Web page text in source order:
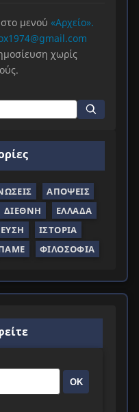
μενού «Αρχείο».
χωρίς
ΑΠΌΨΕΙΣ
ΔΙΕΘΝΉ
ΕΛΛΆΔΑ
ΙΣΤΟΡΊΑ
ΦΙΛΟΣΟΦΊΑ
ΟΚ